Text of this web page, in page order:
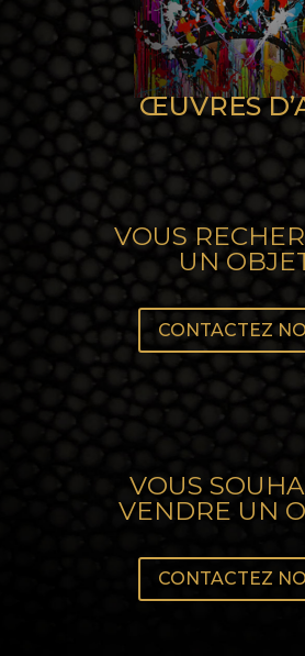
ŒUVRES
VOUS
UN
CONTACTEZ
VOUS
VENDRE UN
CONTACTEZ